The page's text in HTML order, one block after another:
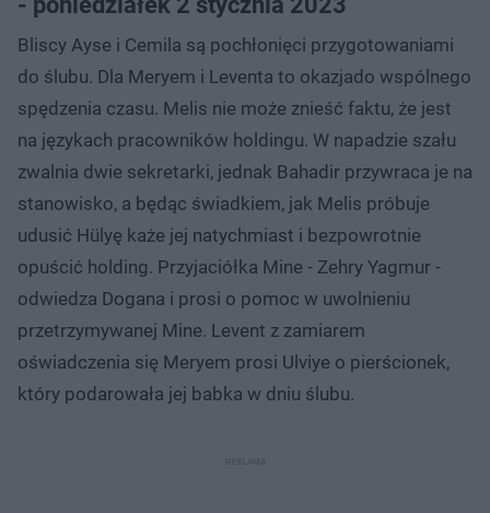
Bliscy Ayse i Cemila są pochłonięci przygotowaniami
do ślubu. Dla Meryem i Leventa to okazjado wspólnego
spędzenia czasu. Melis nie może znieść faktu, że jest
na językach pracowników holdingu. W napadzie szału
zwalnia dwie sekretarki, jednak Bahadir przywraca je na
stanowisko, a będąc świadkiem, jak Melis próbuje
udusić Hülyę każe jej natychmiast i bezpowrotnie
opuścić holding. Przyjaciółka Mine - Zehry Yagmur -
odwiedza Dogana i prosi o pomoc w uwolnieniu
przetrzymywanej Mine. Levent z zamiarem
oświadczenia się Meryem prosi Ulviye o pierścionek,
który podarowała jej babka w dniu ślubu.